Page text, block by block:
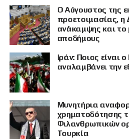
Ο Αύγουστος της
προετοιμασίας, η
ανάκαμψης και
αποδήμους
Ιράν: Ποιος είναι
αναλαμβάνει την
Μυνητήρια
χρηματοδότησης
Φιλανθρωπικών
Τουρκία